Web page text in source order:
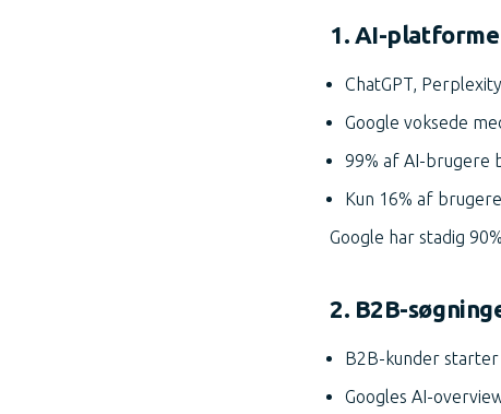
1. AI-
ChatGPT,
Google voksede
99% af AI-brugere
Kun 16% af
Google har stadig
2. B2B-
B2B-kunder starter
Googles AI-